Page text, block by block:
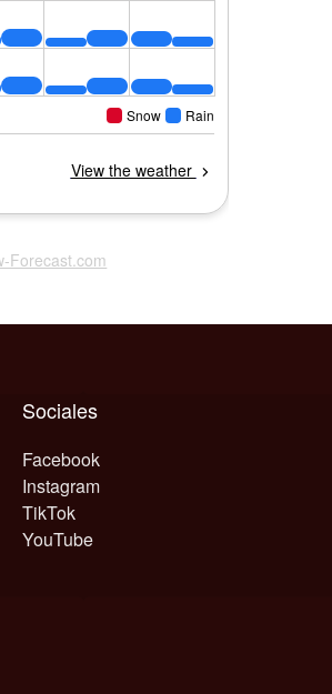
Forecast.com
Sociales
Facebook
Instagram
TikTok
YouTube